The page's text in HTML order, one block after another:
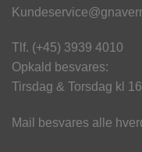
Tlf. (+45) 3939 4010
Opkald besvares:
Tirsdag & Torsdag kl
Mail besvares alle